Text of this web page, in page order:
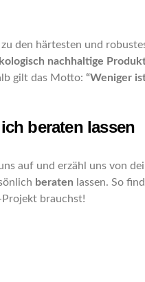
den härtesten und
nachhaltige
gilt das Motto: “Weniger
beraten lassen
auf und erzähl uns von
beraten lassen. So
brauchst!